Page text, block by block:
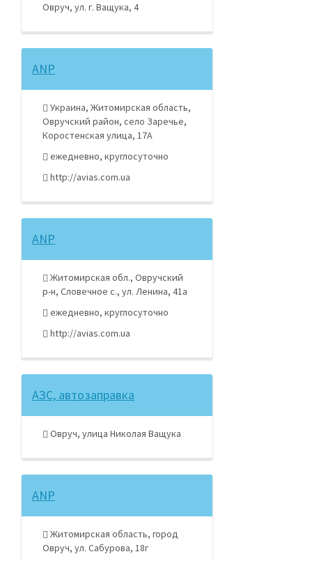
Овруч, ул. г. Ващука, 4
ANP
Украина, Житомирская область,
Овручский район, село Заречье,
Коростенская улица, 17А
ежедневно, круглосуточно
http://avias.com.ua
ANP
Житомирская обл., Овручский
р-н, Словечное с., ул. Ленина, 41а
ежедневно, круглосуточно
http://avias.com.ua
АЗС, автозаправка
Овруч, улица Николая Ващука
ANP
Житомирская область, город
Овруч, ул. Сабурова, 18г